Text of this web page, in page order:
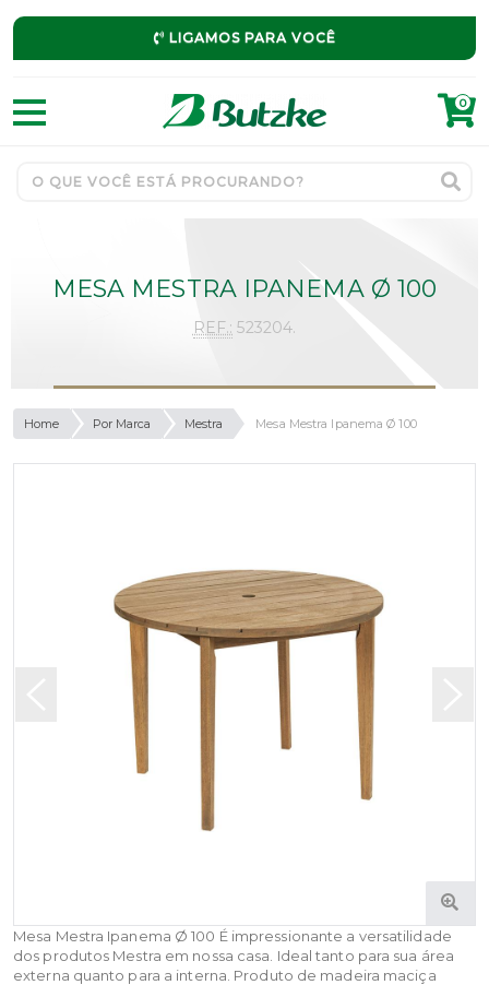
LIGAMOS PARA VOCÊ
0
MESA MESTRA IPANEMA Ø 100
REF.: 523204.
Home Por Marca Mestra Mesa Mestra Ipanema Ø 100
Mesa Mestra Ipanema Ø 100 É impressionante a versatilidade
dos produtos Mestra em nossa casa. Ideal tanto para sua área
externa quanto para a interna. Produto de madeira maciça